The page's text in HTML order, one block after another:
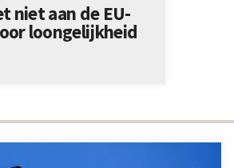
niet aan de EU-
loongelijkheid